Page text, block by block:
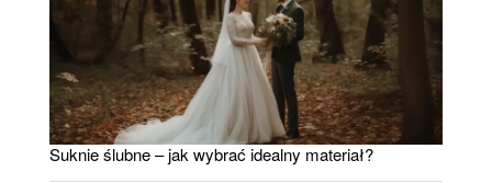
Suknie ślubne – jak wybrać idealny materiał?